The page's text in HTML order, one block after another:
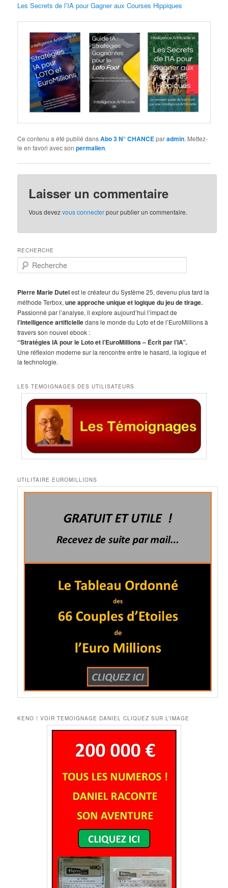
Les Secrets de l’IA pour Gagner aux Courses Hippiques
Ce contenu a été publié dansAbo 3 N° CHANCEparadmin. Mettez-
le en favori avec sonpermalien.
Laisser un commentaire
Vous devezvous connecterpour publier un commentaire.
RECHERCHE
e
h
e
r
c
h
e
Pierre Marie Dutelest le créateur du Système 25, devenu plus tard la
méthode Terbox,une approche unique et logique du jeu de tirage.
Passionné par l’analyse, il explore aujourd’hui l’impact de
l’intelligence artificielledans le monde du Loto et de l’EuroMillions à
travers son nouvel ebook :
“Stratégies IA pour le Loto et l’EuroMillions – Écrit par l’IA”.
Une réflexion moderne sur la rencontre entre le hasard, la logique et
la technologie.
LES TEMOIGNAGES DES UTILISATEURS
UTILITAIRE EUROMILLIONS
KENO ! VOIR TEMOIGNAGE DANIEL CLIQUEZ SUR L’IMAGE